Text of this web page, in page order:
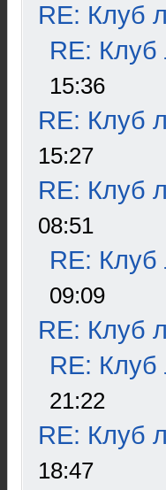
RE: Клуб
RE: Клуб
15:36
RE: Клуб
15:27
RE: Клуб
08:51
RE: Клуб
09:09
RE: Клуб
RE: Клуб
21:22
RE: Клуб
18:47